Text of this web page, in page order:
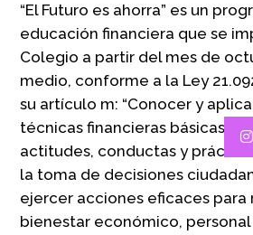
“El Futuro es ahorra” es un
educación financiera que se
Colegio a partir del mes de
medio, conforme a la Ley
su artículo m: “Conocer y
técnicas financieras básicas,
actitudes, conductas y
la toma de decisiones
ejercer acciones eficaces para
bienestar económico, personal